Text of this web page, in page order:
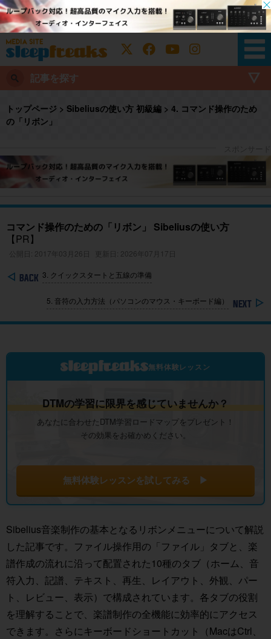
記事を探す
トップページ > Sibeliusの使い方 初級編 > 4. コマンド操作のため
の「リボン」
コマンド操作のための「リボン」 Sibeliusの使い方
【PR】
公開日: 2017年03月26日 更新日: 2026年07月17日
3. クイックスタートと五線の準備
5. 音符の入力方法（パソコンのマウス・キーボード編）
無料体験レッスン
DTMの学習に限界を感じていませんか？
あなたに合わせたDTM学習ロードマップをプレゼント！
その効果をお確かめください。
無料体験レッスンを試してみる ▶
Sibelius音楽制作の基本となるリボンメニューについて解説
した記事です。ファイル操作用の「ファイル」タブと、楽
譜作成の流れに沿って配置された10種のタブ（ホーム、音
符入力、記譜、テキスト、再生、レイアウト、外観、パー
ト、レビュー、表示）で構成されています。各タブの役割
を理解することで、楽譜制作の全機能に効率的にアクセス
できます。さらにキーボードショートカット（MacはCtrl、